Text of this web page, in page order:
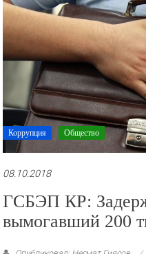
Коррупция Общество
08.10.2018
ГСБЭП КР:
вымогавший 200